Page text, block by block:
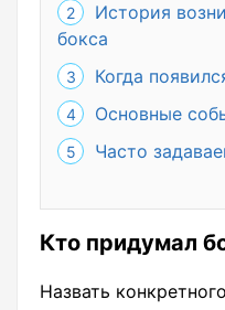
История
бокса
Когда
Основные
Часто
Кто придумал
Назвать